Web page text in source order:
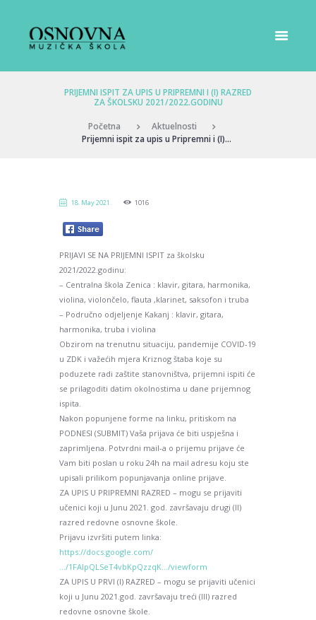
PRIJEMNI ISPIT ZA UPIS U PRIPREMNI I (I) RAZRED
ZA ŠKOLSKU 2021/2022.GODINU
Početna
Aktuelnosti
Prijemni ispit za upis u Pripremni i (I)...
18. May 2021. 1016
PRIJAVI SE NA PRIJEMNI ISPIT za školsku
2021/2022.godinu:
– Centralna škola Zenica : klavir, gitara, harmonika,
violina, violončelo, flauta ,klarinet, saksofon i truba
– Područno odjeljenje Kakanj : klavir, gitara,
harmonika, truba i violina
Obzirom na trenutnu situaciju, pandemije COVID-19
u ZDK i važećih mjera Kriznog štaba koje su
poduzete radi zaštite stanovništva, prijemni ispiti će
se prilagoditi datim okolnostima u dane prijemnog
ispita.
Nakon popunjene forme na linku, pritiskom na
PODNESI (SUBMIT) Vaša prijava će biti uspješna i
zaprimljena. Potvrdni mail-a o prijemu prijave će
Vam biti poslan u roku 24h na mail adresu koju ste
upisali prilikom popunjavanja online prijave.
ZA UPIS U PRIPREMNI RAZRED – mogu se prijaviti
učenici koji u Junu 2021. god. završavaju drugi (II)
razred redovne osnovne škole.
Prijavu izvršiti putem linka:
https://docs.google.com/
…/1FAIpQLSeT4vbKpQzzqK…/viewform
ZA UPIS U PRVI (I) RAZRED – mogu se prijaviti učenici
koji u Junu 2021.god. završavaju treći (III) razred
redovne osnovne škole.